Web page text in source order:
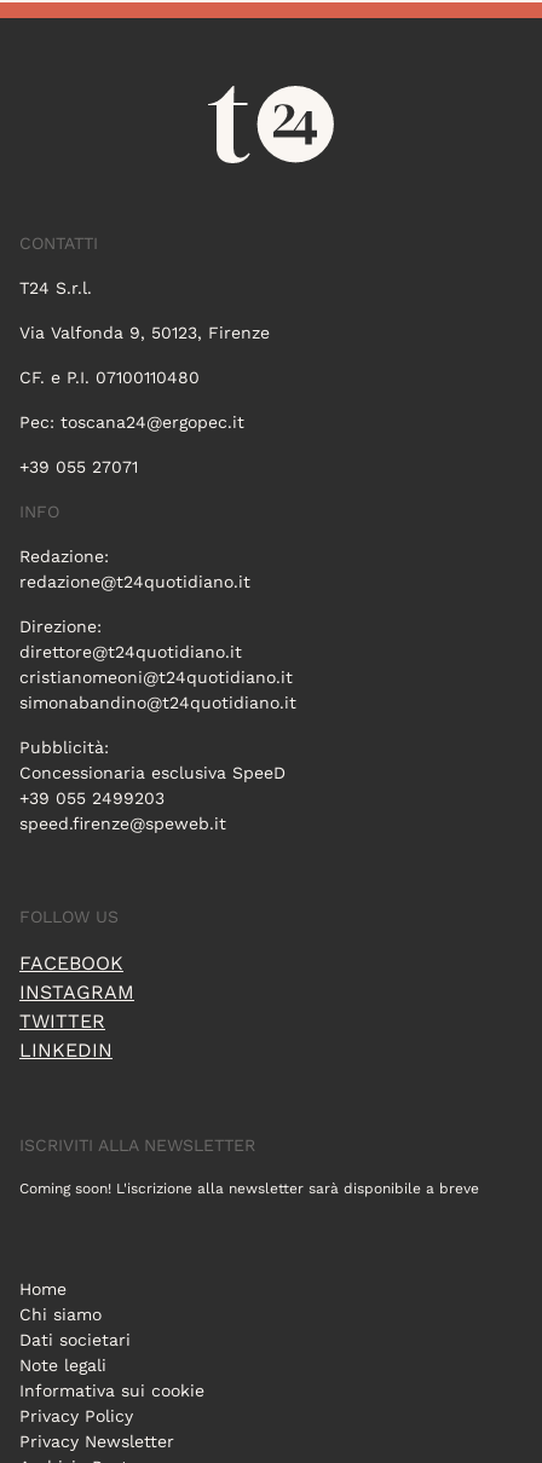
CONTATTI
T24 S.r.l.
Via Valfonda 9, 50123, Firenze
CF. e P.I. 07100110480
Pec: toscana24@ergopec.it
+39 055 27071
INFO
Redazione:
redazione@t24quotidiano.it
Direzione:
direttore@t24quotidiano.it
cristianomeoni@t24quotidiano.it
simonabandino@t24quotidiano.it
Pubblicità:
Concessionaria esclusiva SpeeD
+39 055 2499203
speed.firenze@speweb.it
FOLLOW US
FACEBOOK
INSTAGRAM
TWITTER
LINKEDIN
ISCRIVITI ALLA NEWSLETTER
Coming soon! L'iscrizione alla newsletter sarà disponibile a breve
Home
Chi siamo
Dati societari
Note legali
Informativa sui cookie
Privacy Policy
Privacy Newsletter